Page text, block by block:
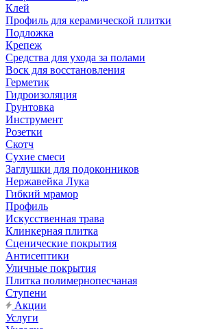
Клей
Профиль для керамической плитки
Подложка
Крепеж
Средства для ухода за полами
Воск для восстановления
Герметик
Гидроизоляция
Грунтовка
Инструмент
Розетки
Скотч
Сухие смеси
Заглушки для подоконников
Нержавейка Лука
Гибкий мрамор
Профиль
Искусственная трава
Клинкерная плитка
Сценические покрытия
Антисептики
Уличные покрытия
Плитка полимернопесчаная
Ступени
Акции
Услуги